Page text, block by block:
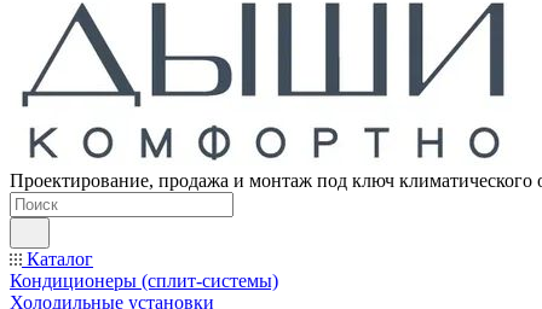
Проектирование, продажа и монтаж под ключ климатического
Каталог
Кондиционеры (сплит-системы)
Холодильные установки